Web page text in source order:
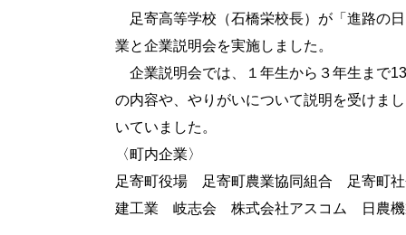
足寄高等学校（石橋栄校長）が「進路の
業と企業説明会を実施しました。
企業説明会では、１年生から３年生まで
の内容や、やりがいについて説明を受けま
いていました。
〈町内企業〉
足寄町役場 足寄町農業協同組合 足寄町
建工業 岐志会 株式会社アスコム 日農機